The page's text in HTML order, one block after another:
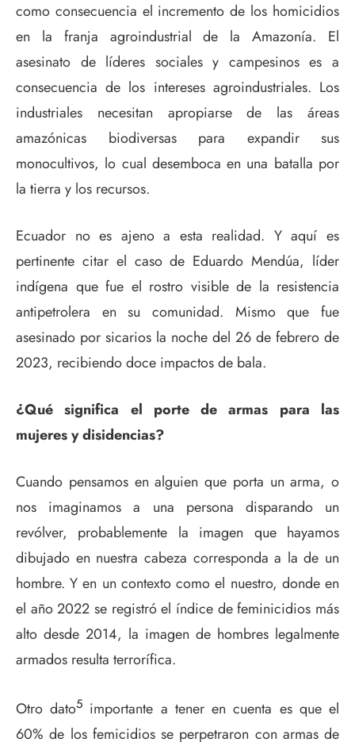
como consecuencia el incremento de los homicidios
en la franja agroindustrial de la Amazonía. El
asesinato de líderes sociales y campesinos es a
consecuencia de los intereses agroindustriales. Los
industriales necesitan apropiarse de las áreas
amazónicas biodiversas para expandir sus
monocultivos, lo cual desemboca en una batalla por
la tierra y los recursos.
Ecuador no es ajeno a esta realidad. Y aquí es
pertinente citar el caso de Eduardo Mendúa, líder
indígena que fue el rostro visible de la resistencia
antipetrolera en su comunidad. Mismo que fue
asesinado por sicarios la noche del 26 de febrero de
2023, recibiendo doce impactos de bala.
¿Qué significa el porte de armas para las
mujeres y disidencias?
Cuando pensamos en alguien que porta un arma, o
nos imaginamos a una persona disparando un
revólver, probablemente la imagen que hayamos
dibujado en nuestra cabeza corresponda a la de un
hombre. Y en un contexto como el nuestro, donde en
el año 2022 se registró el índice de feminicidios más
alto desde 2014, la imagen de hombres legalmente
armados resulta terrorífica.
Otro dato5 importante a tener en cuenta es que el
60% de los femicidios se perpetraron con armas de